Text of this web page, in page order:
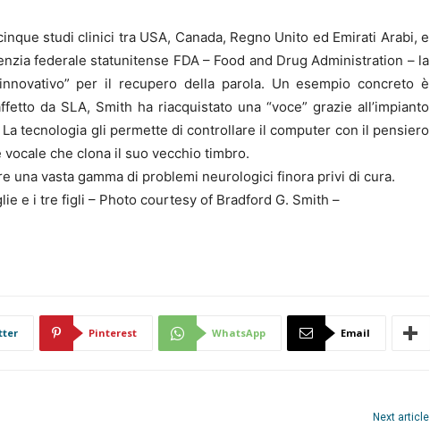
studi clinici tra USA, Canada, Regno Unito ed Emirati Arabi, e
federale statunitense FDA – Food and Drug Administration – la
per il recupero della parola. Un esempio concreto è
da SLA, Smith ha riacquistato una “voce” grazie all’impianto
La tecnologia gli permette di controllare il computer con il pensiero
che clona il suo vecchio timbro.
una vasta gamma di problemi neurologici finora privi di cura.
e i tre figli – Photo courtesy of Bradford G. Smith –
Pinterest WhatsApp Email
Next article